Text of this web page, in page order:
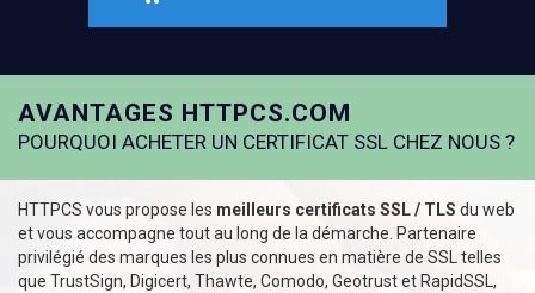
AVANTAGES HTTPCS.COM
POURQUOI ACHETER UN CERTIFICAT SSL CHEZ NOUS ?
HTTPCS vous propose les meilleurs certificats SSL / TLS du web
et vous accompagne tout au long de la démarche. Partenaire
privilégié des marques les plus connues en matière de SSL telles
que TrustSign, Digicert, Thawte, Comodo, Geotrust et RapidSSL,